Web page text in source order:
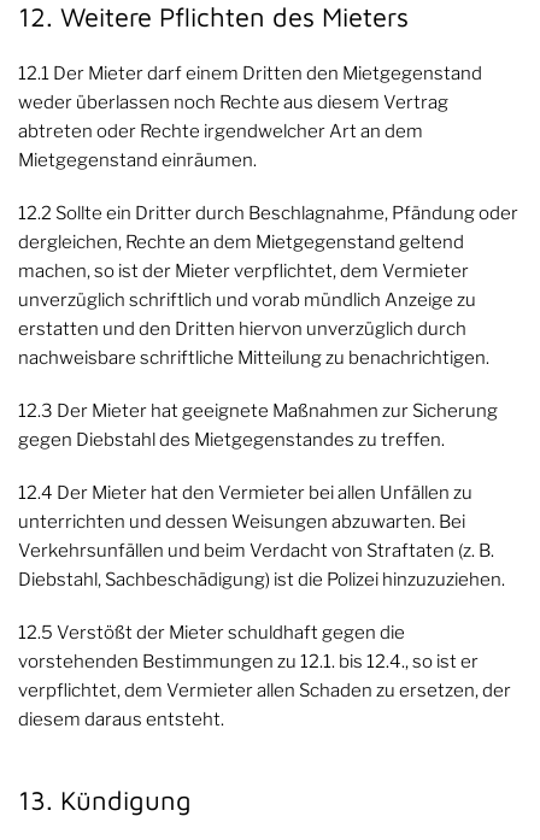
12. Weitere Pflichten des Mieters
12.1 Der Mieter darf einem Dritten den Mietgegenstand
weder überlassen noch Rechte aus diesem Vertrag
abtreten oder Rechte irgendwelcher Art an dem
Mietgegenstand einräumen.
12.2 Sollte ein Dritter durch Beschlagnahme, Pfändung oder
dergleichen, Rechte an dem Mietgegenstand geltend
machen, so ist der Mieter verpflichtet, dem Vermieter
unverzüglich schriftlich und vorab mündlich Anzeige zu
erstatten und den Dritten hiervon unverzüglich durch
nachweisbare schriftliche Mitteilung zu benachrichtigen.
12.3 Der Mieter hat geeignete Maßnahmen zur Sicherung
gegen Diebstahl des Mietgegenstandes zu treffen.
12.4 Der Mieter hat den Vermieter bei allen Unfällen zu
unterrichten und dessen Weisungen abzuwarten. Bei
Verkehrsunfällen und beim Verdacht von Straftaten (z. B.
Diebstahl, Sachbeschädigung) ist die Polizei hinzuzuziehen.
12.5 Verstößt der Mieter schuldhaft gegen die
vorstehenden Bestimmungen zu 12.1. bis 12.4., so ist er
verpflichtet, dem Vermieter allen Schaden zu ersetzen, der
diesem daraus entsteht.
13. Kündigung